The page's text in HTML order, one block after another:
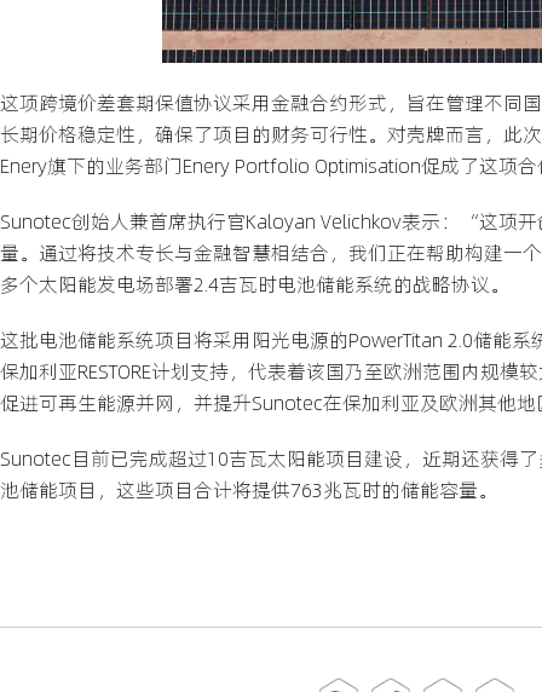
这项跨境价差套期保值协议采用金融合约形式，旨在管理不同
长期价格稳定性，确保了项目的财务可行性。对壳牌而言，此
Enery旗下的业务部门Enery Portfolio Optimisation促成了这项
Sunotec创始人兼首席执行官Kaloyan Velichkov表示：“这项
量。通过将技术专长与金融智慧相结合，我们正在帮助构建
多个太阳能发电场部署2.4吉瓦时电池储能系统的战略协议。
这批电池储能系统项目将采用阳光电源的PowerTitan 2.0储能
保加利亚RESTORE计划支持，代表着该国乃至欧洲范围内规
促进可再生能源并网，并提升Sunotec在保加利亚及欧洲其他
Sunotec目前已完成超过10吉瓦太阳能项目建设，近期还获得
池储能项目，这些项目合计将提供763兆瓦时的储能容量。